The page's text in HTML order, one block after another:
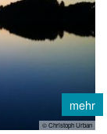
mehr
© Christoph Urban